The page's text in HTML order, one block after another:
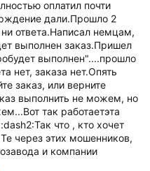
оплатил почти
дали.Прошло 2
ответа.Написал немцам,
выполнен заказ.Пришел
выполнен"....прошло
нет, заказа нет.Опять
заказ, или верните
выполнить не можем, но
так работаетэта
что , кто хочет
через этих мошенников,
и компании